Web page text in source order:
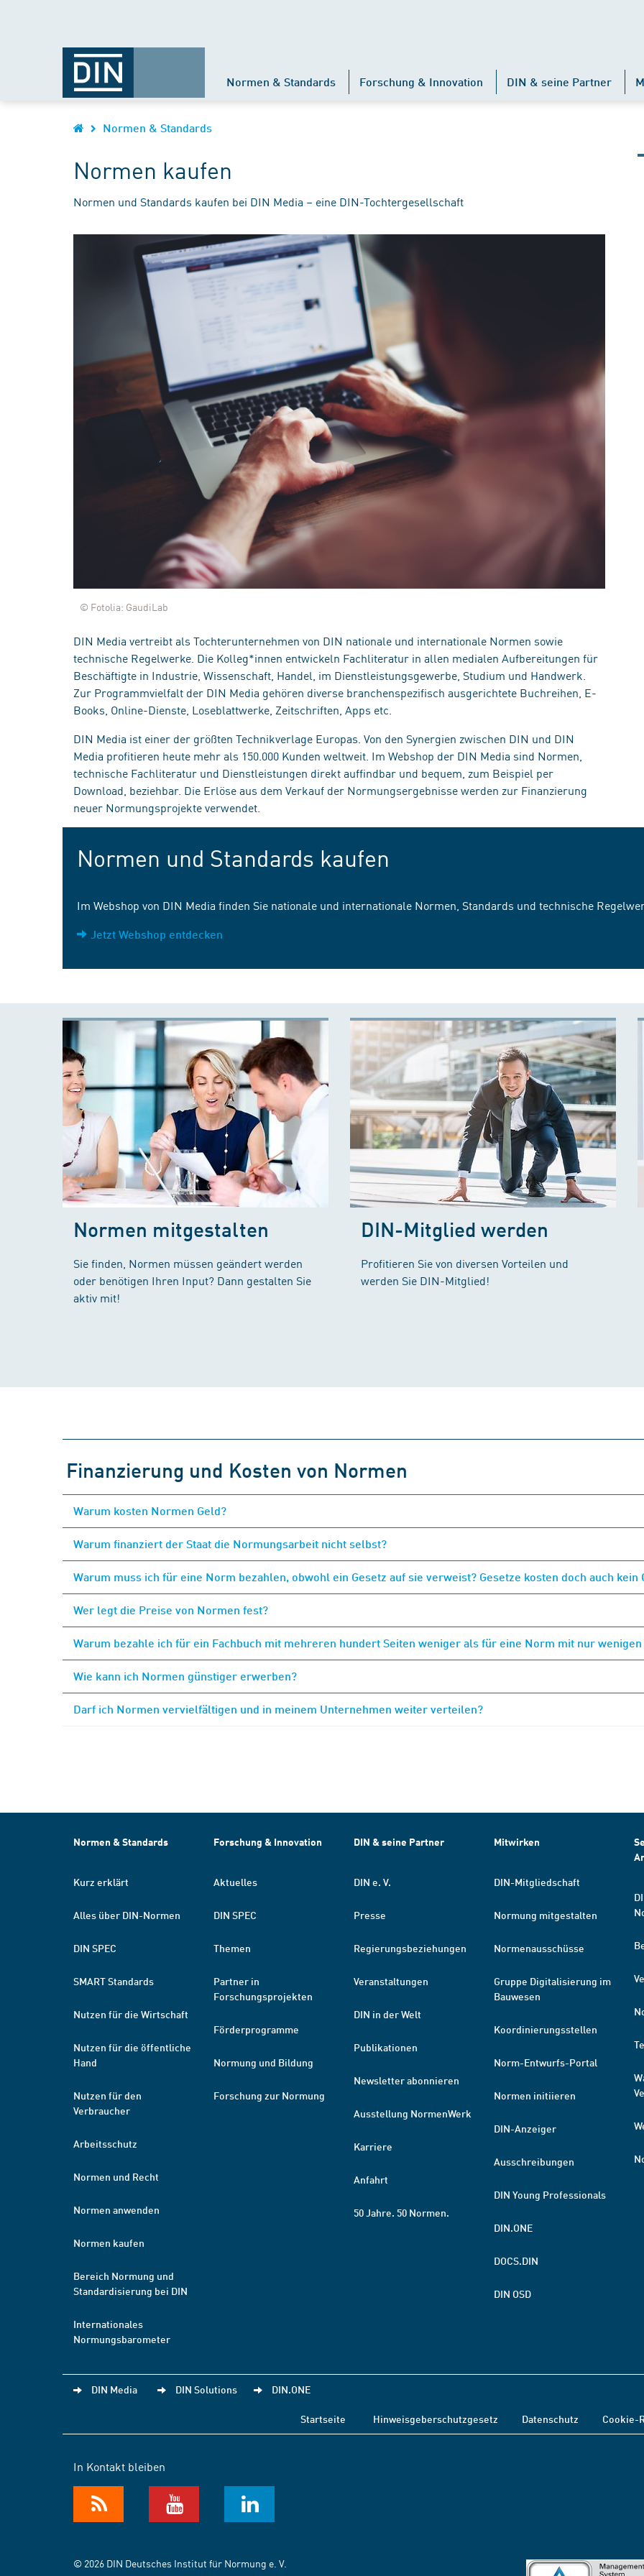
Normen & Standards Forschung & Innovation DIN & seine Partner
Normen & Standards
Normen kaufen
Normen und Standards kaufen bei DIN Media – eine DIN-Tochtergesellschaft
© Fotolia: GaudiLab
DIN Media vertreibt als Tochterunternehmen von DIN nationale und internationale Normen sowie
technische Regelwerke. Die Kolleg*innen entwickeln Fachliteratur in allen medialen Aufbereitungen für
Beschäftigte in Industrie, Wissenschaft, Handel, im Dienstleistungsgewerbe, Studium und Handwerk.
Zur Programmvielfalt der DIN Media gehören diverse branchenspezifisch ausgerichtete Buchreihen, E-
Books, Online-Dienste, Loseblattwerke, Zeitschriften, Apps etc.
DIN Media ist einer der größten Technikverlage Europas. Von den Synergien zwischen DIN und DIN
Media profitieren heute mehr als 150.000 Kunden weltweit. Im Webshop der DIN Media sind Normen,
technische Fachliteratur und Dienstleistungen direkt auffindbar und bequem, zum Beispiel per
Download, beziehbar. Die Erlöse aus dem Verkauf der Normungsergebnisse werden zur Finanzierung
neuer Normungsprojekte verwendet.
Normen und Standards kaufen
Im Webshop von DIN Media finden Sie nationale und internationale Normen, Standards und technische
Jetzt Webshop entdecken
Normen mitgestalten
Sie finden, Normen müssen geändert werden
oder benötigen Ihren Input? Dann gestalten Sie
aktiv mit!
DIN-Mitglied werden
Profitieren Sie von diversen Vorteilen und
werden Sie DIN-Mitglied!
Finanzierung und Kosten von Normen
Warum kosten Normen Geld?
Warum finanziert der Staat die Normungsarbeit nicht selbst?
Warum muss ich für eine Norm bezahlen, obwohl ein Gesetz auf sie verweist? Gesetze kosten doch auch kein
Wer legt die Preise von Normen fest?
Warum bezahle ich für ein Fachbuch mit mehreren hundert Seiten weniger als für eine Norm mit nur wenigen
Wie kann ich Normen günstiger erwerben?
Darf ich Normen vervielfältigen und in meinem Unternehmen weiter verteilen?
Normen & Standards
Kurz erklärt
Alles über DIN-Normen
DIN SPEC
SMART Standards
Nutzen für die Wirtschaft
Nutzen für die öffentliche
Hand
Nutzen für den
Verbraucher
Arbeitsschutz
Normen und Recht
Normen anwenden
Normen kaufen
Bereich Normung und
Standardisierung bei DIN
Internationales
Normungsbarometer
Forschung & Innovation
Aktuelles
DIN SPEC
Themen
Partner in
Forschungsprojekten
Förderprogramme
Normung und Bildung
Forschung zur Normung
DIN & seine Partner
DIN e. V.
Presse
Regierungsbeziehungen
Veranstaltungen
DIN in der Welt
Publikationen
Newsletter abonnieren
Ausstellung NormenWerk
Karriere
Anfahrt
50 Jahre. 50 Normen.
Mitwirken
DIN-Mitgliedschaft
Normung mitgestalten
Normenausschüsse
Gruppe Digitalisierung im
Bauwesen
Koordinierungsstellen
Norm-Entwurfs-Portal
Normen initiieren
DIN-Anzeiger
Ausschreibungen
DIN Young Professionals
DIN.ONE
DOCS.DIN
DIN OSD
DIN Media DIN Solutions DIN.ONE
Startseite Hinweisgeberschutzgesetz Datenschutz Cookie-
In Kontakt bleiben
© 2026 DIN Deutsches Institut für Normung e. V.